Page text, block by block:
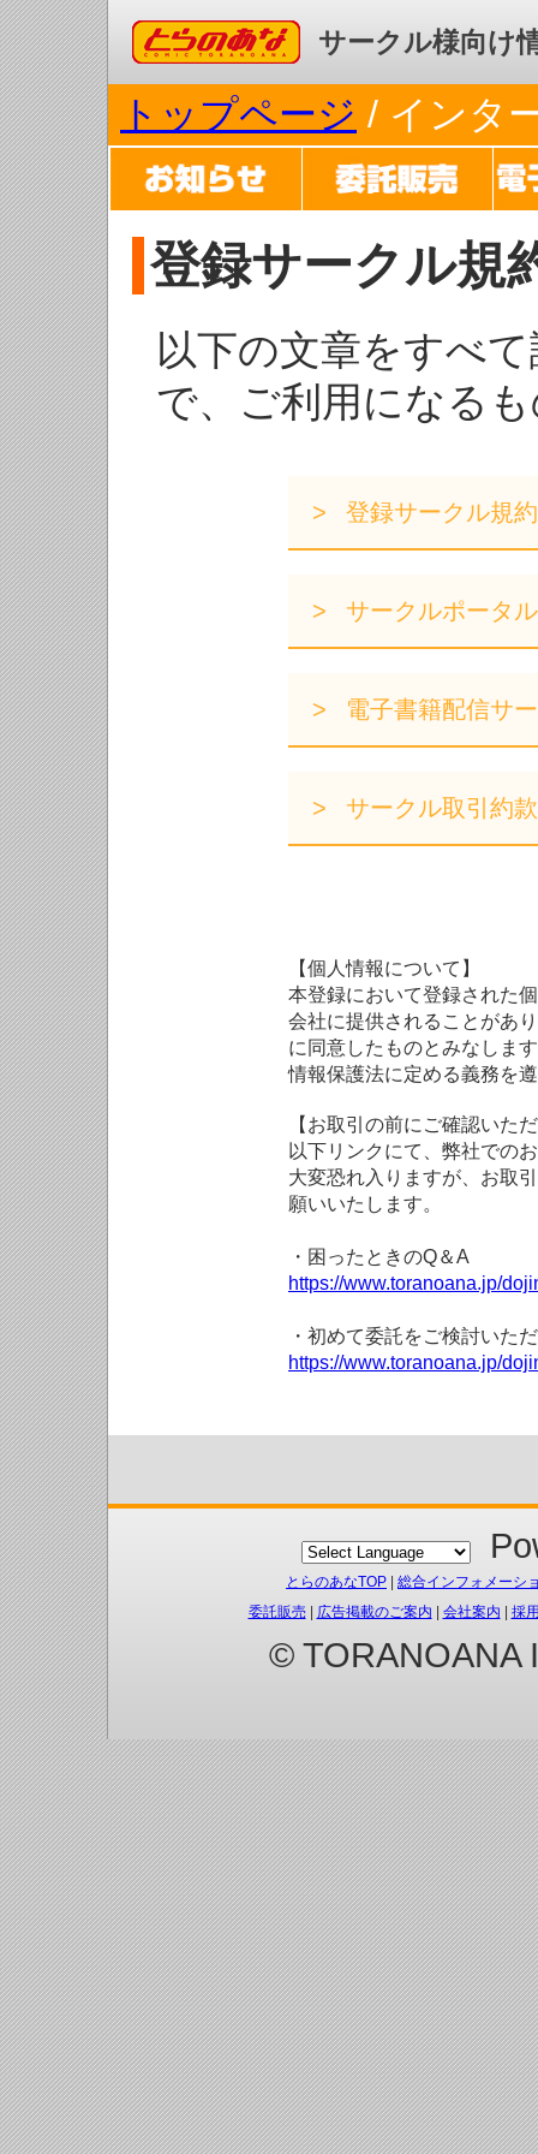
コミックとらのあな サークル様向け
トップページ / インタ
登録サークル規
以下の文章をすべ
で、ご利用になる
登録サークル規約
サークルポータ
電子書籍配信サ
サークル取引約款
【個人情報について】
本登録において登録された
会社に提供されることがあ
に同意したものとみなしま
情報保護法に定める義務を
【お取引の前にご確認いた
以下リンクにて、弊社での
大変恐れ入りますが、お取
願いいたします。
・困ったときのQ＆A
https://www.toranoana.jp/
・初めて委託をご検討いた
https://www.toranoana.jp/
とらのあなTOP
総合インフォメーシ
委託販売| 広告掲載のご案内 会社案内 採
© TORANOANA